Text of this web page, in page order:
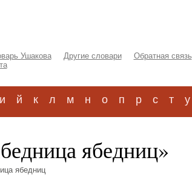
Ушакова Другие словари Обратная связь
и й к л м н о п р с т у
ябедниц»
ябедниц